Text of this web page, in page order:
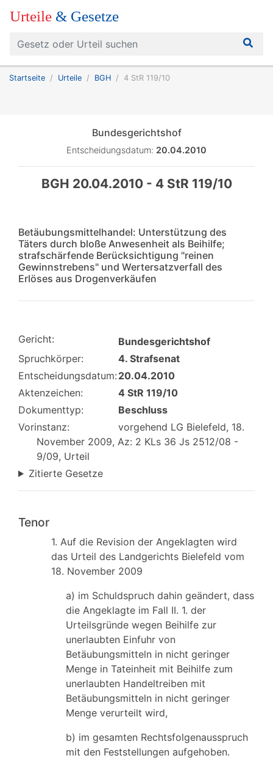
Urteile & Gesetze
Startseite Urteile BGH 4 StR 119/10
Bundesgerichtshof
Entscheidungsdatum: 20.04.2010
BGH 20.04.2010 - 4 StR 119/10
Betäubungsmittelhandel: Unterstützung des
Täters durch bloße Anwesenheit als Beihilfe;
strafschärfende Berücksichtigung "reinen
Gewinnstrebens" und Wertersatzverfall des
Erlöses aus Drogenverkäufen
Gericht:
Bundesgerichtshof
Spruchkörper:
4. Strafsenat
Entscheidungsdatum: 20.04.2010
Aktenzeichen:
4 StR 119/10
Dokumenttyp:
Beschluss
Vorinstanz:
vorgehend LG Bielefeld, 18.
November 2009, Az: 2 KLs 36 Js 2512/08 -
9/09, Urteil
Zitierte Gesetze
Tenor
1. Auf die Revision der Angeklagten wird
das Urteil des Landgerichts Bielefeld vom
18. November 2009
a) im Schuldspruch dahin geändert, dass
die Angeklagte im Fall II. 1. der
Urteilsgründe wegen Beihilfe zur
unerlaubten Einfuhr von
Betäubungsmitteln in nicht geringer
Menge in Tateinheit mit Beihilfe zum
unerlaubten Handeltreiben mit
Betäubungsmitteln in nicht geringer
Menge verurteilt wird,
b) im gesamten Rechtsfolgenausspruch
mit den Feststellungen aufgehoben.